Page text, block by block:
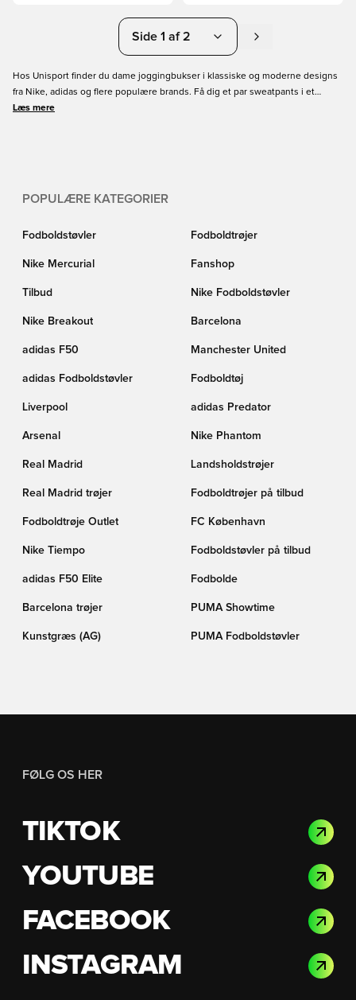
Side 1 af 2
Hos Unisport finder du dame joggingbukser i klassiske og moderne designs
fra Nike, adidas og flere populære brands. Få dig et par sweatpants i et
behageligt og åndbart design, sådan at du kan have dem på hele dagen,
Læs mere
POPULÆRE KATEGORIER
Fodboldstøvler Fodboldtrøjer
Nike Mercurial Fanshop
Tilbud Nike Fodboldstøvler
Nike Breakout Barcelona
adidas F50 Manchester United
adidas Fodboldstøvler Fodboldtøj
Liverpool adidas Predator
Arsenal Nike Phantom
Real Madrid Landsholdstrøjer
Real Madrid trøjer Fodboldtrøjer på tilbud
Fodboldtrøje Outlet FC København
Nike Tiempo Fodboldstøvler på tilbud
adidas F50 Elite Fodbolde
Barcelona trøjer PUMA Showtime
Kunstgræs (AG) PUMA Fodboldstøvler
FØLG OS HER
TIKTOK
YOUTUBE
FACEBOOK
INSTAGRAM